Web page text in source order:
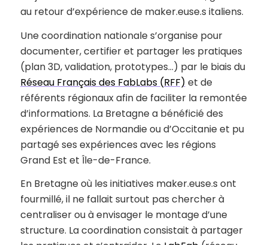
au retour d’expérience de maker.euse.s italiens.
Une coordination nationale s’organise pour
documenter, certifier et partager les pratiques
(plan 3D, validation, prototypes…) par le biais du
Réseau Français des FabLabs (RFF) et de
référents régionaux afin de faciliter la remontée
d’informations. La Bretagne a bénéficié des
expériences de Normandie ou d’Occitanie et pu
partagé ses expériences avec les régions
Grand Est et Île-de-France.
En Bretagne où les initiatives maker.euse.s ont
fourmillé, il ne fallait surtout pas chercher à
centraliser ou à envisager le montage d’une
structure. La coordination consistait à partager